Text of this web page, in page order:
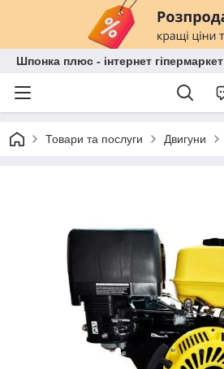
Шпонка плюс - інтернет гіпермаркет
Товари та послуги Двигуни